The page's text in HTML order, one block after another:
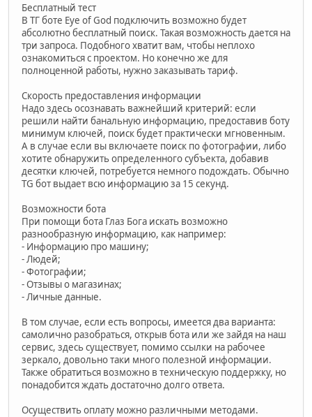
Бесплатный тест
В ТГ боте Eye of God подключить возможно будет
абсолютно бесплатный поиск. Такая возможность дается на
три запроса. Подобного хватит вам, чтобы неплохо
ознакомиться с проектом. Но конечно же для
полноценной работы, нужно заказывать тариф.
Скорость предоставления информации
Надо здесь осознавать важнейший критерий: если
решили найти банальную информацию, предоставив боту
минимум ключей, поиск будет практически мгновенным.
А в случае если вы включаете поиск по фотографии, либо
хотите обнаружить определенного субъекта, добавив
десятки ключей, потребуется немного подождать. Обычно
TG бот выдает всю информацию за 15 секунд.
Возможности бота
При помощи бота Глаз Бога искать возможно
разнообразную информацию, как например:
- Информацию про машину;
- Людей;
- Фотографии;
- Отзывы о магазинах;
- Личные данные.
В том случае, если есть вопросы, имеется два варианта:
самолично разобраться, открыв бота или же зайдя на наш
сервис, здесь существует, помимо ссылки на рабочее
зеркало, довольно таки много полезной информации.
Также обратиться возможно в техническую поддержку, но
понадобится ждать достаточно долго ответа.
Осуществить оплату можно различными методами.